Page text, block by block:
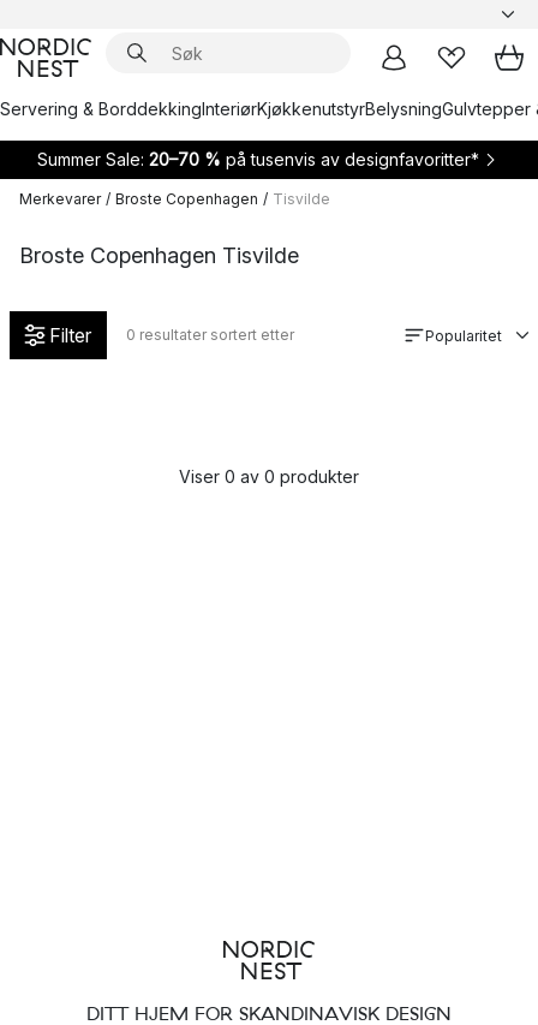
Servering & BorddekkingInteriørKjøkkenutstyrBelysningGulvtepper
Summer Sale: 20–70 % på tusenvis av designfavoritter*
Merkevarer / Broste Copenhagen / Tisvilde
Broste Copenhagen Tisvilde
Filter 0 resultater sortert etter Popularitet
Viser 0 av 0 produkter
DITT HJEM FOR SKANDINAVISK DESIGN